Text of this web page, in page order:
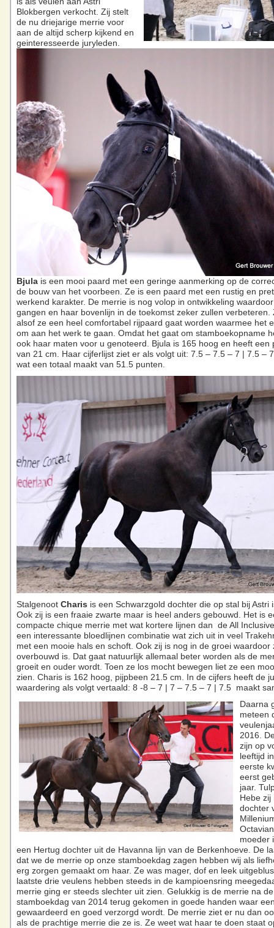
Blokbergen verkocht. Zij stelt
de nu driejarige merrie voor
aan de altijd scherp kijkend en
geinteresseerde juryleden.
Bjula is een mooi paard met een geringe aanmerking op de
de bouw van het voorbeen. Ze is een paard met een rustig en
werkend karakter. De merrie is nog volop in ontwikkeling
gangen en haar bovenlijn in de toekomst zeker zullen verbeteren.
alsof ze een heel comfortabel rijpaard gaat worden waarmee het
om aan het werk te gaan. Omdat het gaat om stamboekopname
ook haar maten voor u genoteerd. Bjula is 165 hoog en heeft een
van 21 cm. Haar cijferlijst ziet er als volgt uit: 7.5 – 7.5 – 7 | 7.5 –
wat een totaal maakt van 51.5 punten.
Stalgenoot Charis is een Schwarzgold dochter die op stal bij Astri
Ook zij is een fraaie zwarte maar is heel anders gebouwd. Het is
compacte chique merrie met wat kortere lijnen dan de All
een interessante bloedlijnen combinatie wat zich uit in veel
met een mooie hals en schoft. Ook zij is nog in de groei waardoor
overbouwd is. Dat gaat natuurlijk allemaal beter worden als de
groeit en ouder wordt. Toen ze los mocht bewegen liet ze een
zien. Charis is 162 hoog, pijpbeen 21.5 cm. In de cijfers heeft de
waardering als volgt vertaald: 8 -8 – 7 | 7 – 7.5 – 7 | 7.5 maakt
Daarna
meteen
2016.
zijn op
leeftijd
eerste
eerst
jaar.
Hebe zij
dochter
moeder
een Hertug dochter uit de Havanna lijn van de Berkenhoeve. De
dat we de merrie op onze stamboekdag zagen hebben wij als
erg zorgen gemaakt om haar. Ze was mager, dof en leek
laatste drie veulens hebben steeds in de kampioensring
merrie ging er steeds slechter uit zien. Gelukkig is de merrie na de
stamboekdag van 2014 terug gekomen in goede handen waar
gewaardeerd en goed verzorgd wordt. De merrie ziet er nu dan
als de prachtige merrie die ze is. Ze weet wat haar te doen staat